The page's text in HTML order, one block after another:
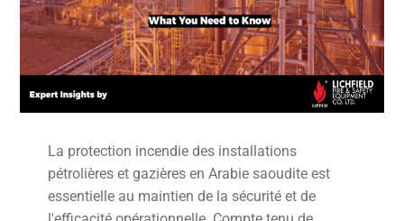
La protection incendie des installations
pétrolières et gazières en Arabie saoudite est
essentielle au maintien de la sécurité et de